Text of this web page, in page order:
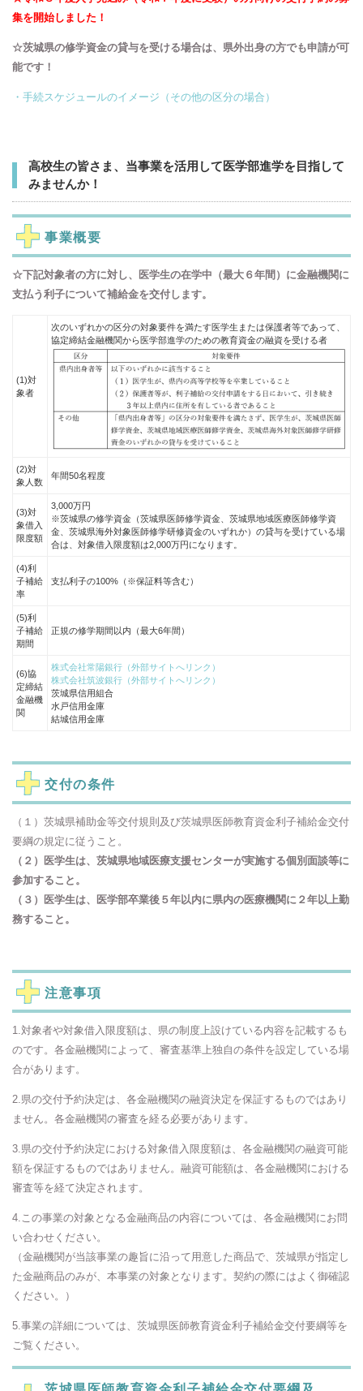
集を開始しました！
☆茨城県の修学資金の貸与を受ける場合は、県外出身の方でも申請が可
能です！
・手続スケジュールのイメージ（その他の区分の場合）
高校生の皆さま、当事業を活用して医学部進学を目指して
みませんか！
事業概要
☆下記対象者の方に対し、医学生の在学中（最大６年間）に金融機関に
支払う利子について補給金を交付します。
(1)対
象者
次のいずれかの区分の対象要件を満たす医学生または保護者等であって、
協定締結金融機関から医学部進学のための教育資金の融資を受ける者
(2)対
象人数
年間50名程度
(3)対
象借入
限度額
3,000万円
※茨城県の修学資金（茨城県医師修学資金、茨城県地域医療医師修学資
金、茨城県海外対象医師修学研修資金のいずれか）の貸与を受けている場
合は、対象借入限度額は2,000万円になります。
(4)利
子補給
率
支払利子の100%（※保証料等含む）
(5)利
子補給
期間
正規の修学期間以内（最大6年間）
(6)協
定締結
金融機
関
株式会社常陽銀行（外部サイトへリンク）
株式会社筑波銀行（外部サイトへリンク）
茨城県信用組合
水戸信用金庫
結城信用金庫
交付の条件
（１）茨城県補助金等交付規則及び茨城県医師教育資金利子補給金交付
要綱の規定に従うこと。
（２）医学生は、茨城県地域医療支援センターが実施する個別面談等に
参加すること。
（３）医学生は、医学部卒業後５年以内に県内の医療機関に２年以上勤
務すること。
注意事項
1.対象者や対象借入限度額は、県の制度上設けている内容を記載するも
のです。各金融機関によって、審査基準上独自の条件を設定している場
合があります。
2.県の交付予約決定は、各金融機関の融資決定を保証するものではあり
ません。各金融機関の審査を経る必要があります。
3.県の交付予約決定における対象借入限度額は、各金融機関の融資可能
額を保証するものではありません。融資可能額は、各金融機関における
審査等を経て決定されます。
4.この事業の対象となる金融商品の内容については、各金融機関にお問
い合わせください。
（金融機関が当該事業の趣旨に沿って用意した商品で、茨城県が指定し
た金融商品のみが、本事業の対象となります。契約の際にはよく御確認
ください。）
5.事業の詳細については、茨城県医師教育資金利子補給金交付要綱等を
ご覧ください。